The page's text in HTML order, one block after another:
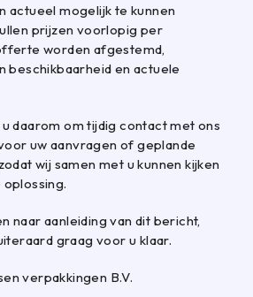
actueel mogelijk te kunnen
prijzen voorlopig per
worden afgestemd,
beschikbaarheid en actuele
daarom om tijdig contact met ons
uw aanvragen of geplande
wij samen met u kunnen kijken
naar aanleiding van dit bericht,
graag voor u klaar.
verpakkingen B.V.